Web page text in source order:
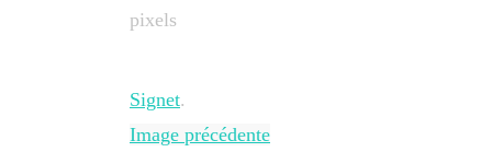
pixels
Signet.
Image précédente